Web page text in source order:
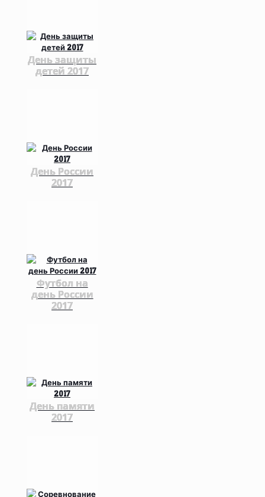
День защиты
детей 2017
День России
2017
Футбол на
день России
2017
День памяти
2017